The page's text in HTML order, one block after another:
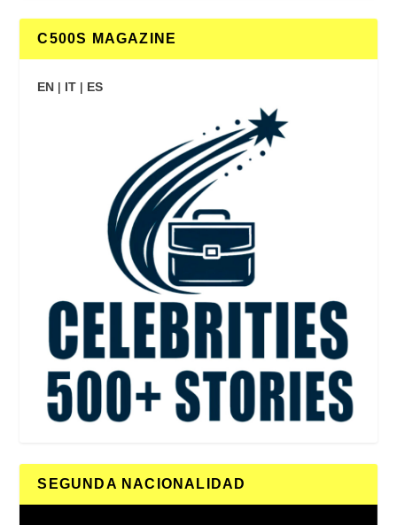
C500S MAGAZINE
EN | IT | ES
SEGUNDA NACIONALIDAD